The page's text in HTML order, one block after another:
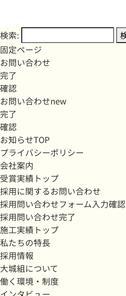
検索:
固定ページ
お問い合わせ
完了
確認
お問い合わせnew
完了
確認
お知らせTOP
プライバシーポリシー
会社案内
受賞実績トップ
採用に関するお問い合わせ
採用問い合わせフォーム入力確認
採用問い合わせ完了
施工実績トップ
私たちの特長
採用情報
大城組について
働く環境・制度